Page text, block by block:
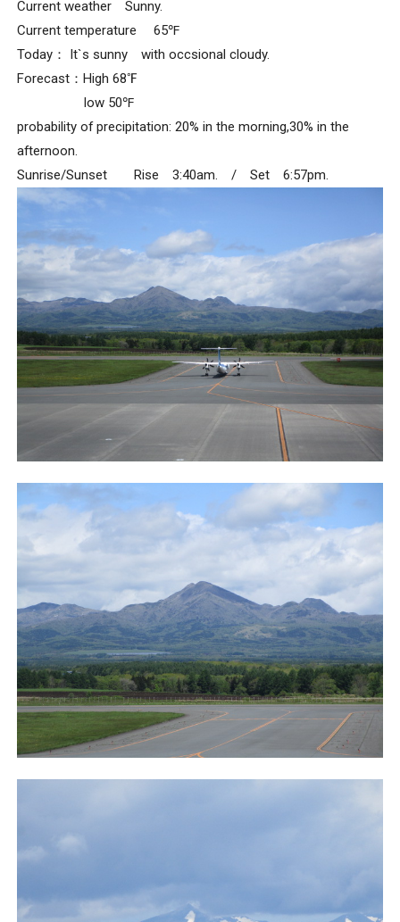
Current weather Sunny.
Current temperature 65℉
Today： It`s sunny with occsional cloudy.
Forecast：High 68℉
low 50℉
probability of precipitation: 20% in the morning,30% in the
afternoon.
Sunrise/Sunset Rise 3:40am. / Set 6:57pm.